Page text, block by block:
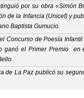
por su obra «Simón
de la Infancia (Unicef) y
Baptista Gumucio.
Concurso de Poesía
ganó el Primer Premio en
de La Paz publicó su